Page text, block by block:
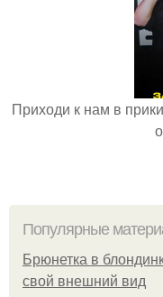
Приходи к нам в
Популярные
Брюнетка в
свой внешний вид